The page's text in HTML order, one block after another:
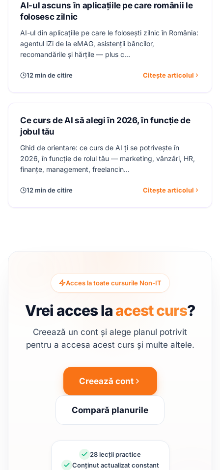
AI-ul ascuns în aplicațiile pe care românii le
folosesc zilnic
AI-ul din aplicațiile pe care le folosești zilnic în România:
agentul iZi de la eMAG, asistenții băncilor,
recomandările și hărțile — plus c…
12 min de citire Citește articolul
Ce curs de AI să alegi în 2026, în funcție de
jobul tău
Ghid de orientare: ce curs de AI ți se potrivește în
2026, în funcție de rolul tău — marketing, vânzări, HR,
finanțe, management, freelancin…
12 min de citire Citește articolul
Acces la toate cursurile Non-IT
Vrei acces laacest curs?
Creează un cont și alege planul potrivit
pentru a accesa acest curs și multe altele.
Creează cont
Compară planurile
28 lecții practice
Conținut actualizat constant